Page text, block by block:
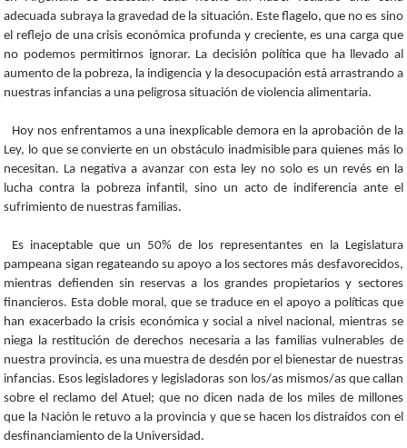
adecuada subraya la gravedad de la situación. Este flagelo, que no es sino
el reflejo de una crisis económica profunda y creciente, es una carga que
no podemos permitirnos ignorar. La decisión política que ha llevado al
aumento de la pobreza, la indigencia y la desocupación está arrastrando a
nuestras infancias a una peligrosa situación de violencia alimentaria.
Hoy nos enfrentamos a una inexplicable demora en la aprobación de la
Ley, lo que se convierte en un obstáculo inadmisible para quienes más lo
necesitan. La negativa a avanzar con esta ley no solo es un revés en la
lucha contra la pobreza infantil, sino un acto de indiferencia ante el
sufrimiento de nuestras familias.
Es inaceptable que un 50% de los representantes en la Legislatura
pampeana sigan regateando su apoyo a los sectores más desfavorecidos,
mientras defienden sin reservas a los grandes propietarios y sectores
financieros. Esta doble moral, que se traduce en el apoyo a políticas que
han exacerbado la crisis económica y social a nivel nacional, mientras se
niega la restitución de derechos necesaria a las familias vulnerables de
nuestra provincia, es una muestra de desdén por el bienestar de nuestras
infancias. Esos legisladores y legisladoras son los/as mismos/as que callan
sobre el reclamo del Atuel; que no dicen nada de los miles de millones
que la Nación le retuvo a la provincia y que se hacen los distraídos con el
desfinanciamiento de la Universidad.